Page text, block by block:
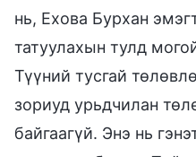
нь, Ехова Бурхан
татуулахын тулд
Түүний тусгай
зориуд урьдчилан
байгаагүй. Энэ нь